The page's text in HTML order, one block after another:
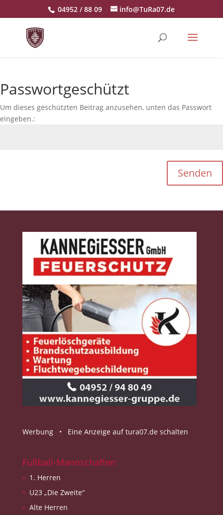
04952 / 88 09 info@TuRa07.de
Passwortgeschützt
Um dieses geschützten Beitrag anzusehen, unten das Passwort
eingeben.:
Senden
Werbung • Eine Anzeige auf tura07.de schalten
Fußball-Mannschaften
1. Herren
U23 „Die Zweite“
Alte Herren